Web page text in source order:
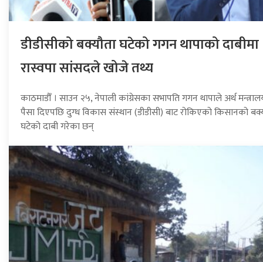
डीडीसीको बक्यौता घटेको गगन थापाको दाबीमा
रास्वपा सांसदले खोजे तथ्य
काठमाडौँ । साउन २५, नेपाली कांग्रेसका सभापति गगन थापाले अर्थ
पैसा दिएपछि दुग्ध विकास संस्थान (डीडीसी) बाट रोकिएको किसानको
घटेको दाबी गरेका छन्